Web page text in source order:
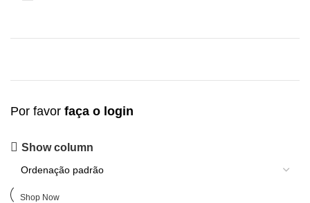
Por favor faça o login
Upholstered chair
Shop Now
Show column